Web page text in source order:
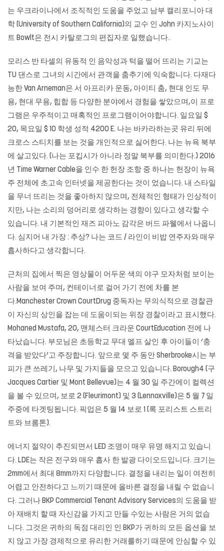
는 우크라이나에서 조직적인 도움을 주었고 남부 캘리포니아 대
학 (University of Southern California)의 교수 인 John 카지노사이
트 Bowlt은 전시 카탈로그의 편집자로 일했습니다..
모리스 반 타셀의 유동적 인 음악성과 턱을 떨어 뜨리는 기교는
TU 댄스로 그녀의 시간에서 관객을 춤추기에 익숙합니다. 다재다
능한 Van Arneman은 서 아프리카 운동, 아이티 춤, 현대 인도 무
용, 현대 무용, 힙합 등 다양한 분야에서 경험을 쌓았으며,이 프로
그램은 우주적이고 매혹적인 프로그램이어야합니다. 일요일 $
20, 목요일 $ 10 학생 성적 4200 E. 나는 바카라하는곳 유리 뒤에
크로스 스티치를 보는 것을 개인적으로 싫어한다. 나는 뉴욕 북부
에 살고있다. (나는 포킵시가 아니라 정말 북부를 의미한다.) 2016
년 Time Warner Cable을 인수 한 헌장 조항 중 하나는 헌장이 뉴욕
주 전체에 초고속 인터넷을 제공한다는 것이 었습니다. 내 스타일
을 무너 뜨리는 것을 좋아하지 않으며, 전체적인 형태가 인상적이
지만, 나는 소리의 덩어리로 생각하는 경향이 있다고 생각할 수
있습니다. 내 기본적인 재즈 피아노 감각은 버드 파웰에서 나옵니
다. 심지어 내 가장 : 추상? 나는 코드 / 라인이 비밥 연주자와 매우
흡사하다고 생각합니다.
근처의 집에서 찍은 영상물이 어두운 색의 야구 모자처럼 보이는
사람을 보여 주며, 컨테이너로 걸어 가기 전에 차를 본
다.Manchester Crown CourtDrug 중독자는 무의식적으로 경찰관
이 자신의 상인을 잡는 데 도움이되는 위장 경찰이라고 표시했다.
Mohaned Mustafa, 20, 맨체스터 크라운 CourtEducation 전에 나
타났습니다. 부모님은 초등학교 무대 엘프 살인 후 아이들이 ‘충
격을 받았다’고 주장합니다. 앞으로 몇 주 동안 Sherbrooke시는 부
피가 큰 쓰레기, 나무 및 가지들을 모으고 있습니다. Borough4 (구
Jacques Cartier 및 Mont Bellevue)는 4 월 30 일 주간에이 컬렉션
을 볼 수 있으며, 보로 2 (Fleurimont) 및 3 (Lennoxville)은 5 월 7 일
주중에 타겟팅됩니다. 픽업은 5 월 14 보로 1 (록 포리스트 스트리
트와 브롬톤).
에너지 절약이 추진되면서 LED 조명이 매우 유명 해지고 있습니
다. LDE는 작은 전구와 매우 흡사 한 발광 다이오드입니다. 크기는
2mm에서 최대 8mm까지 다양합니다. 결정을 내리는 일이 여전히
어렵고 안전하다고 느끼기 때문에 올바른 결정을 내릴 수 없습니
다. 그러나 BKP Commercial Tenant Advisory Services의 도움을 받
아 재배치 할 때 자신감을 가지고 만들 수있는 사람은 거의 없습
니다. 그것은 귀하의 독점 대리인 인 BKP가 귀하의 모든 옵션을 보
지 않고 가장 경제적으로 유리한 거래를하기 때문에 안심할 수 있